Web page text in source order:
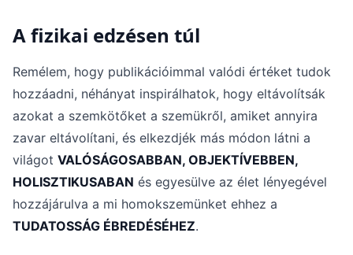
A fizikai edzésen túl
Remélem, hogy publikációimmal valódi értéket tudok
hozzáadni, néhányat inspirálhatok, hogy eltávolítsák
azokat a szemkötőket a szemükről, amiket annyira
zavar eltávolítani, és elkezdjék más módon látni a
világot VALÓSÁGOSABBAN, OBJEKTÍVEBBEN,
HOLISZTIKUSABAN és egyesülve az élet lényegével
hozzájárulva a mi homokszemünket ehhez a
TUDATOSSÁG ÉBREDÉSÉHEZ.